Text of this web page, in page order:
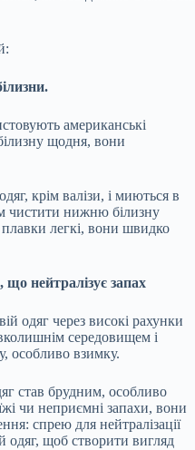
американські
щодня, вони
крім валізи, і миються в
чистити нижню білизну
плавки легкі, вони швидко
що нейтралізує запах
одяг через високі рахунки
середовищем і
особливо взимку.
став брудним, особливо
чи неприємні запахи, вони
спрею для нейтралізації
одяг, щоб створити вигляд